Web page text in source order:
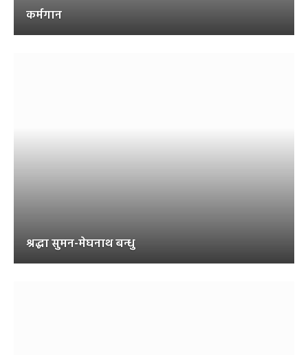
कर्मगान
श्रद्धा सुमन-मेघनाथ बन्धु